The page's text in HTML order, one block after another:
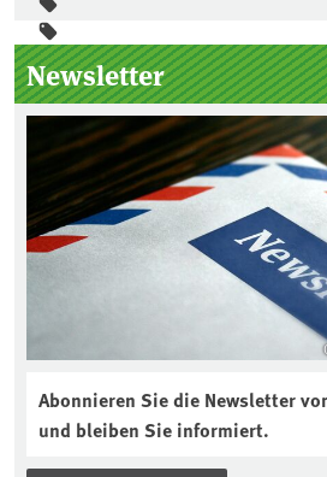
Seitenleiste
Newsletter
Abonnieren Sie die Newsletter
und bleiben Sie informiert.